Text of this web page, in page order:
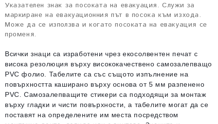
Указателен знак за посоката на евакуация. Служи за
маркиране на евакуационния път в посока към изхода.
Може да се използва и когато посоката на евакуация се
променя.
Всички знаци са изработени чрез екосолвентен печат с
висока резолюция върху висококачествено самозалепващо
PVC фолио. Табелите са със същото изпълнение на
повърхността каширано върху основа от 5 мм разпенено
PVC. Самозалепващите стикери са подходящи за монтаж
върху гладки и чисти повърхности, а табелите могат да се
поставят на определените им места посредством